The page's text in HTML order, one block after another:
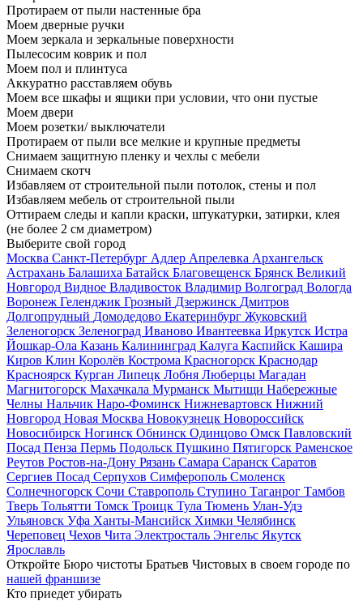
Протираем от пыли настенные бра
Моем дверные ручки
Моем зеркала и зеркальные поверхности
Пылесосим коврик и пол
Моем пол и плинтуса
Аккуратно расставляем обувь
Моем все шкафы и ящики при условии, что они пустые
Моем двери
Моем розетки/ выключатели
Протираем от пыли все мелкие и крупные предметы
Снимаем защитную пленку и чехлы с мебели
Снимаем скотч
Избавляем от строительной пыли потолок, стены и пол
Избавляем мебель от строительной пыли
Оттираем следы и капли краски, штукатурки, затирки, клея
(не более 2 см диаметром)
Выберите свой город
Москва Санкт-Петербург Адлер Апрелевка Архангельск
Астрахань Балашиха Батайск Благовещенск Брянск Великий
Новгород Видное Владивосток Владимир Волгоград Вологда
Воронеж Геленджик Грозный Дзержинск Дмитров
Долгопрудный Домодедово Екатеринбург Жуковский
Зеленогорск Зеленоград Иваново Ивантеевка Иркутск Истра
Йошкар-Ола Казань Калининград Калуга Каспийск Кашира
Киров Клин Королёв Кострома Красногорск Краснодар
Красноярск Курган Липецк Лобня Люберцы Магадан
Магнитогорск Махачкала Мурманск Мытищи Набережные
Челны Нальчик Наро-Фоминск Нижневартовск Нижний
Новгород Новая Москва Новокузнецк Новороссийск
Новосибирск Ногинск Обнинск Одинцово Омск Павловский
Посад Пенза Пермь Подольск Пушкино Пятигорск Раменское
Реутов Ростов-на-Дону Рязань Самара Саранск Саратов
Сергиев Посад Серпухов Симферополь Смоленск
Солнечногорск Сочи Ставрополь Ступино Таганрог Тамбов
Тверь Тольятти Томск Троицк Тула Тюмень Улан-Удэ
Ульяновск Уфа Ханты-Мансийск Химки Челябинск
Череповец Чехов Чита Электросталь Энгельс Якутск
Ярославль
Откройте Бюро чистоты Братьев Чистовых в своем городе по
нашей франшизе
Кто приедет убирать